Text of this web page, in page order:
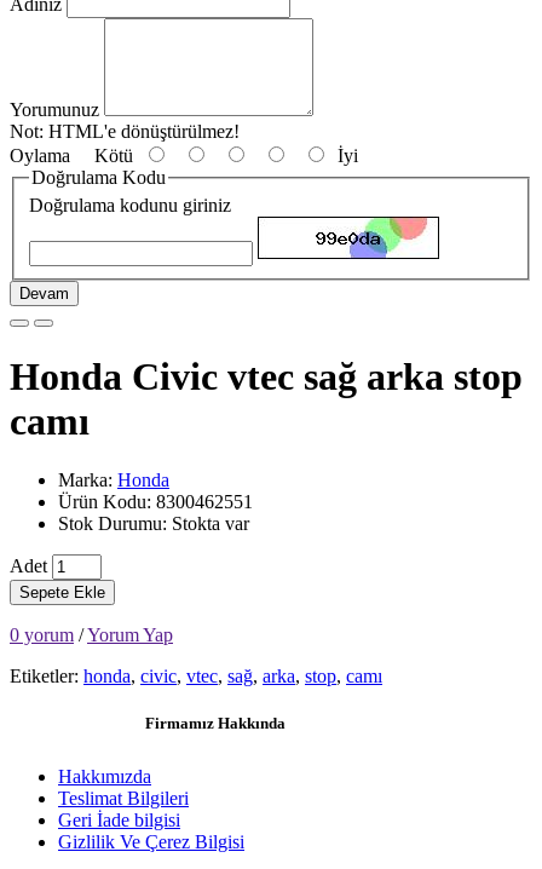
Yorumunuz
Not: HTML'e dönüştürülmez!
Oylama Kötü
İyi
Doğrulama Kodu
Doğrulama kodunu giriniz
Devam
Honda Civic vtec sağ arka stop
camı
Marka: Honda
Ürün Kodu: 8300462551
Stok Durumu: Stokta var
Adet
Sepete Ekle
0 yorum /Yorum Yap
Etiketler: honda, civic, vtec, sağ, arka, stop, camı
Firmamız Hakkında
Hakkımızda
Teslimat Bilgileri
Geri İade bilgisi
Gizlilik Ve Çerez Bilgisi